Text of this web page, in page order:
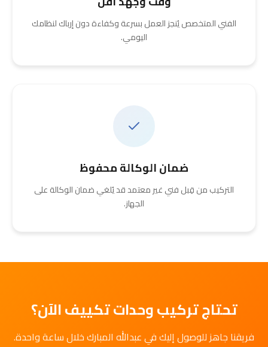
الفني المتخصص يُنجز العمل بسرعة وكفاءة دون إرباك لنظامك
اليومي.
ضمان الوكالة محفوظ
التركيب من قِبل فني غير معتمد قد يُلغي ضمان الوكالة على
الجهاز.
تحتاج تركيب وحدات تكييف الآن؟
فريقنا جاهز للوصول إليك في عبدالله المبارك خلال ساعة واحدة.